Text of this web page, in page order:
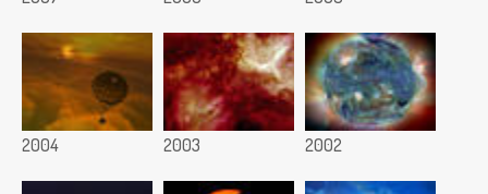
2004 2003 2002